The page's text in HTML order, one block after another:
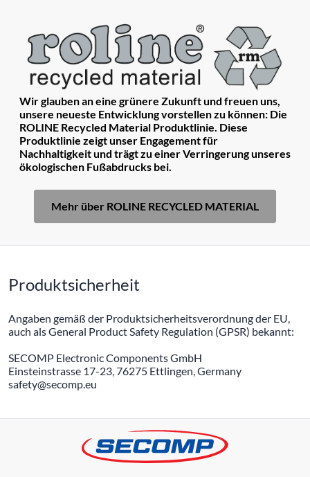
Wir glauben an eine grünere Zukunft und freuen uns,
unsere neueste Entwicklung vorstellen zu können: Die
ROLINE Recycled Material Produktlinie. Diese
Produktlinie zeigt unser Engagement für
Nachhaltigkeit und trägt zu einer Verringerung unseres
ökologischen Fußabdrucks bei.
Mehr über ROLINE RECYCLED MATERIAL
Produktsicherheit
Angaben gemäß der Produktsicherheitsverordnung der EU,
auch als General Product Safety Regulation (GPSR) bekannt:
SECOMP Electronic Components GmbH
Einsteinstrasse 17-23, 76275 Ettlingen, Germany
safety@secomp.eu